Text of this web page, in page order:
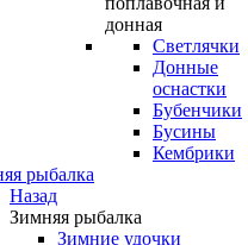
донная
Светлячки
Донные
оснастки
Бубенчики
Бусины
Кембрики
рыбалка
Назад
Зимняя рыбалка
Зимние удочки